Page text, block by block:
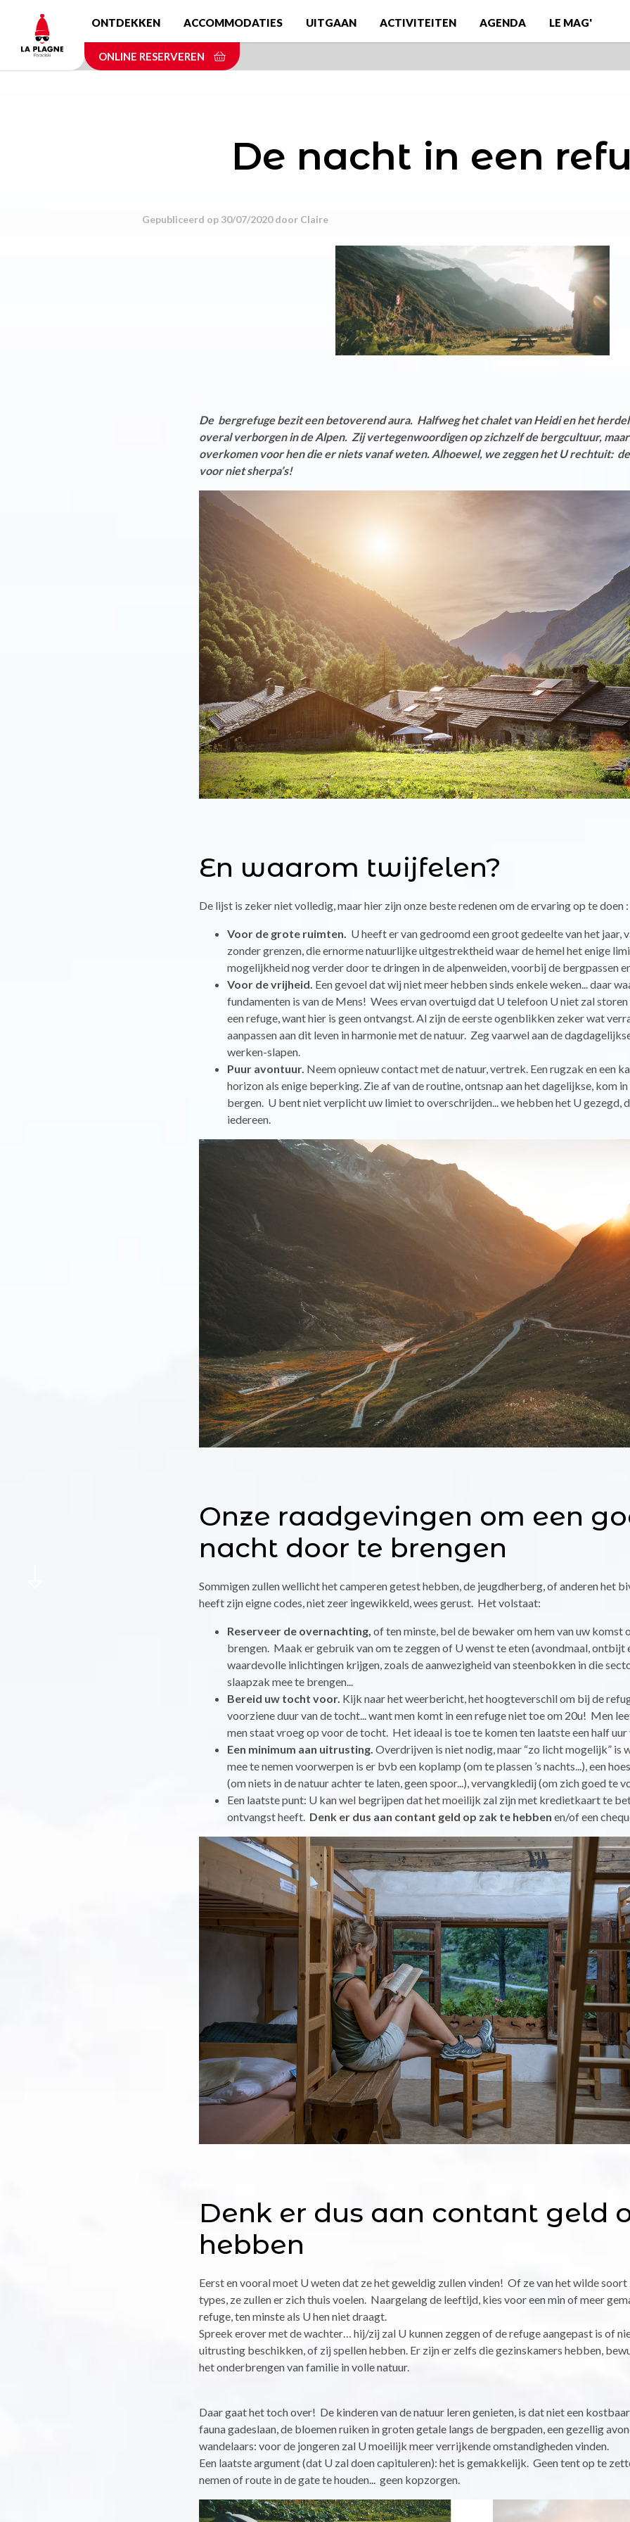
content
ONTDEKKEN ACCOMMODATIES UITGAAN ACTIVITEITEN AGENDA LE MAG'
ONLINE RESERVEREN
De nacht in een
Gepubliceerd op 30/07/2020 door Claire
De bergrefuge bezit een betoverend aura. Halfweg het chalet van Heidi en het
overal verborgen in de Alpen. Zij vertegenwoordigen op zichzelf de bergcultuur,
overkomen voor hen die er niets vanaf weten. Alhoewel, we zeggen het U rechtuit:
voor niet sherpa’s!
En waarom twijfelen?
De lijst is zeker niet volledig, maar hier zijn onze beste redenen om de ervaring op te doen :
Voor de grote ruimten. U heeft er van gedroomd een groot gedeelte van het jaar,
zonder grenzen, die ernorme natuurlijke uitgestrektheid waar de hemel het enige
mogelijkheid nog verder door te dringen in de alpenweiden, voorbij de bergpassen
Voor de vrijheid. Een gevoel dat wij niet meer hebben sinds enkele weken... daar
fundamenten is van de Mens! Wees ervan overtuigd dat U telefoon U niet zal
een refuge, want hier is geen ontvangst. Al zijn de eerste ogenblikken zeker wat
aanpassen aan dit leven in harmonie met de natuur. Zeg vaarwel aan de
werken-slapen.
Puur avontuur. Neem opnieuw contact met de natuur, vertrek. Een rugzak en een
horizon als enige beperking. Zie af van de routine, ontsnap aan het dagelijkse, kom
bergen. U bent niet verplicht uw limiet to overschrijden... we hebben het U gezegd,
iedereen.
Onze raadgevingen om een
nacht door te brengen
Sommigen zullen wellicht het camperen getest hebben, de jeugdherberg, of anderen het
heeft zijn eigne codes, niet zeer ingewikkeld, wees gerust. Het volstaat:
Reserveer de overnachting, of ten minste, bel de bewaker om hem van uw komst
brengen. Maak er gebruik van om te zeggen of U wenst te eten (avondmaal, ontbijt
waardevolle inlichtingen krijgen, zoals de aanwezigheid van steenbokken in die
slaapzak mee te brengen...
Bereid uw tocht voor. Kijk naar het weerbericht, het hoogteverschil om bij de
voorziene duur van de tocht... want men komt in een refuge niet toe om 20u! Men
men staat vroeg op voor de tocht. Het ideaal is toe te komen ten laatste een half
Een minimum aan uitrusting. Overdrijven is niet nodig, maar “zo licht mogelijk” is
mee te nemen voorwerpen is er bvb een koplamp (om te plassen ’s nachts...), een
(om niets in de natuur achter te laten, geen spoor...), vervangkledij (om zich goed te
Een laatste punt: U kan wel begrijpen dat het moeilijk zal zijn met kredietkaart te
ontvangst heeft. Denk er dus aan contant geld op zak te hebben en/of een
Denk er dus aan contant geld
hebben
Eerst en vooral moet U weten dat ze het geweldig zullen vinden! Of ze van het wilde
types, ze zullen er zich thuis voelen. Naargelang de leeftijd, kies voor een min of meer
refuge, ten minste als U hen niet draagt.
Spreek erover met de wachter… hij/zij zal U kunnen zeggen of de refuge aangepast is of
uitrusting beschikken, of zij spellen hebben. Er zijn er zelfs die gezinskamers hebben,
het onderbrengen van familie in volle natuur.
Daar gaat het toch over! De kinderen van de natuur leren genieten, is dat niet een
fauna gadeslaan, de bloemen ruiken in groten getale langs de bergpaden, een gezellig
wandelaars: voor de jongeren zal U moeilijk meer verrijkende omstandigheden vinden.
Een laatste argument (dat U zal doen capituleren): het is gemakkelijk. Geen tent op te
nemen of route in de gate te houden... geen kopzorgen.